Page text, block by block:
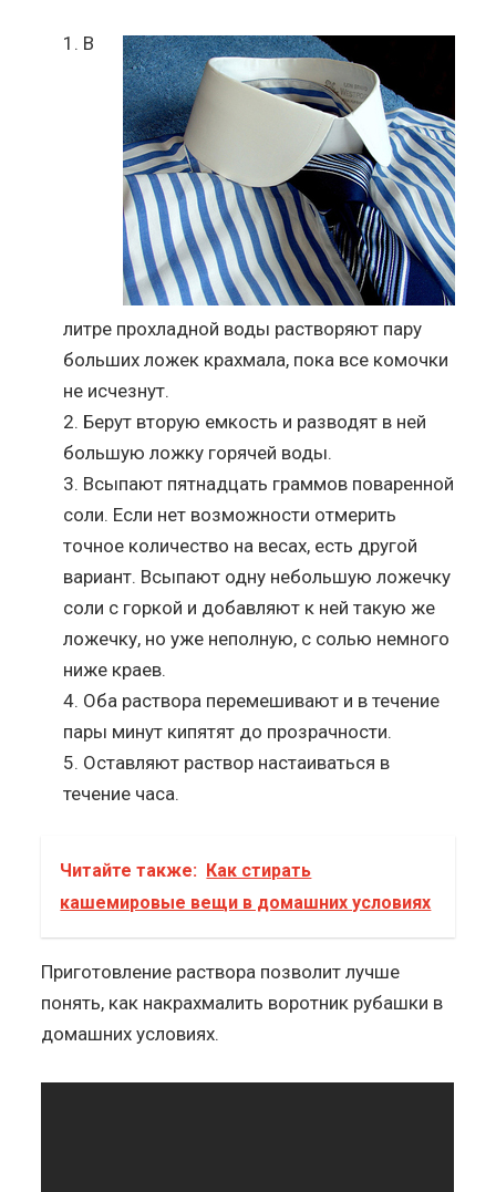
В
литре прохладной воды растворяют пару
больших ложек крахмала, пока все комочки
не исчезнут.
Берут вторую емкость и разводят в ней
большую ложку горячей воды.
Всыпают пятнадцать граммов поваренной
соли. Если нет возможности отмерить
точное количество на весах, есть другой
вариант. Всыпают одну небольшую ложечку
соли с горкой и добавляют к ней такую же
ложечку, но уже неполную, с солью немного
ниже краев.
Оба раствора перемешивают и в течение
пары минут кипятят до прозрачности.
Оставляют раствор настаиваться в
течение часа.
Читайте также: Как стирать
кашемировые вещи в домашних условиях
Приготовление раствора позволит лучше
понять, как накрахмалить воротник рубашки в
домашних условиях.